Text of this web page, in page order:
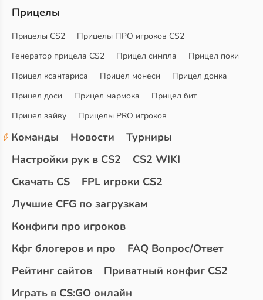
Прицелы
Прицелы CS2
Прицелы ПРО игроков CS2
Генератор прицела CS2
Прицел симпла
Прицел поки
Прицел ксантариса
Прицел монеси
Прицел донка
Прицел доси
Прицел мармока
Прицел бит
Прицел зайву
Прицелы PRO игроков
Команды Новости
Турниры
Настройки рук в CS2
CS2 WIKI
Скачать CS
FPL игроки CS2
Лучшие CFG по загрузкам
Конфиги про игроков
Кфг блогеров и про
FAQ Вопрос/Ответ
Рейтинг сайтов
Приватный конфиг CS2
Играть в CS:GO онлайн